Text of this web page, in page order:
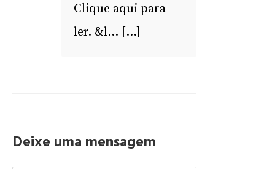
Clique aqui para
ler. &l… […]
Deixe uma mensagem